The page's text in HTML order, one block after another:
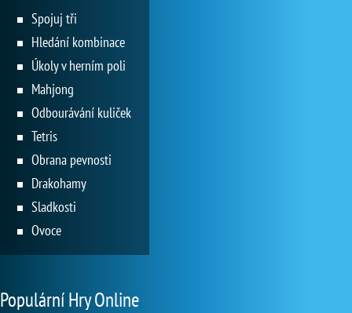
Spojuj tři
Hledání kombinace
Úkoly v herním poli
Mahjong
Odbourávání kuliček
Tetris
Obrana pevnosti
Drakohamy
Sladkosti
Ovoce
Populární Hry Online